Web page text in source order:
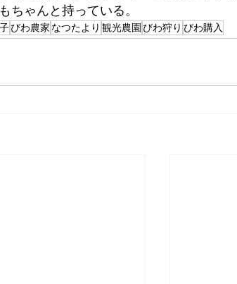
ちゃんと持っている。
びわ農家 なつたより 観光農園 びわ狩り びわ購入